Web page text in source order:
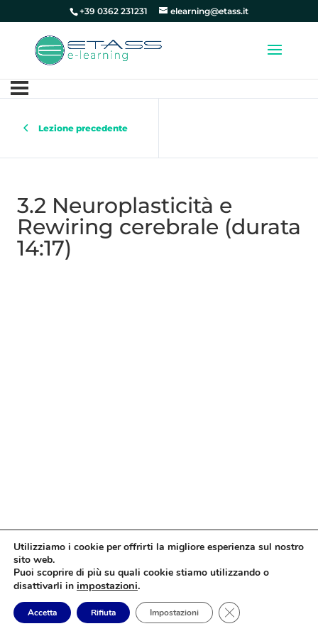
+39 0362 231231 elearning@etass.it
Lezione precedente
3.2 Neuroplasticità e
Rewiring cerebrale (durata
14:17)
Utilizziamo i cookie per offrirti la migliore esperienza sul nostro
sito web.
Puoi scoprire di più su quali cookie stiamo utilizzando o
disattivarli in impostazioni.
Accetta Rifiuta Impostazioni Close GDPR